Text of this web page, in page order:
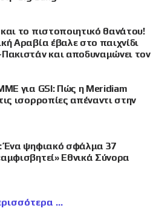
το πιστοποιητικό θανάτου!
Αραβία έβαλε στο παιχνίδι
και αποδυναμώνει τον
για GSI: Πώς η Meridiam
ισορροπίες απέναντι στην
Ένα ψηφιακό σφάλμα 37
Εθνικά Σύνορα